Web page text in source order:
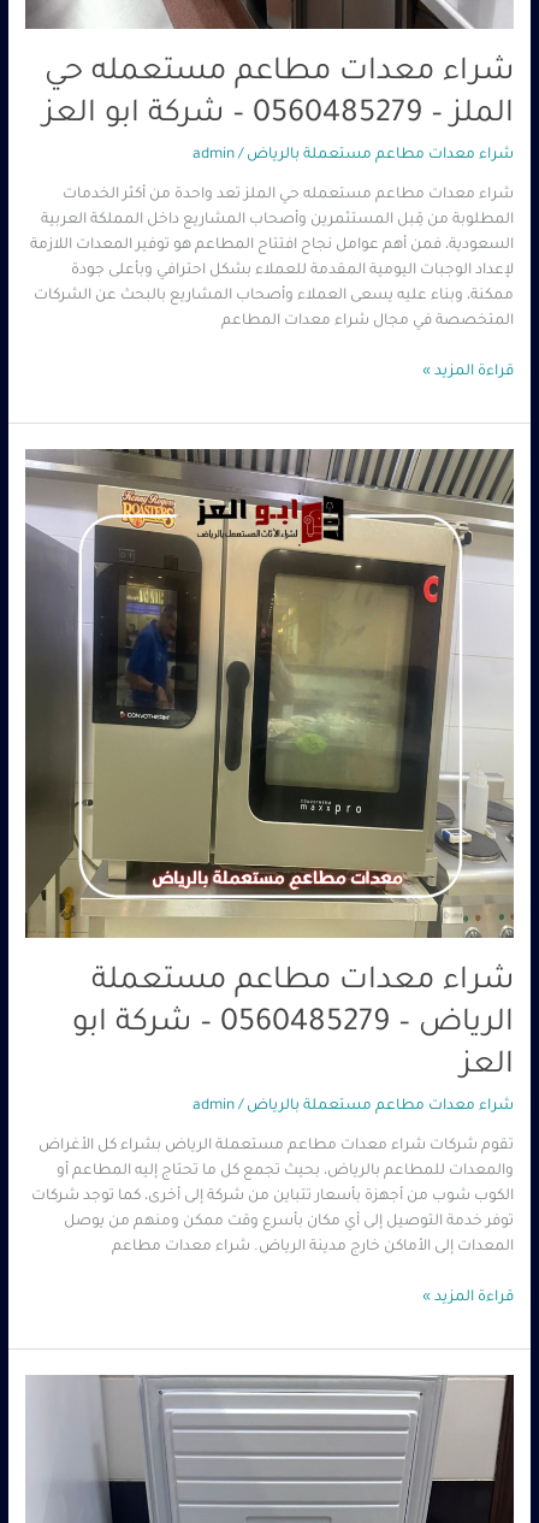
شراء معدات مطاعم مستعمله حي
الملز – 0560485279 – شركة ابو العز
شراء معدات مطاعم مستعملة بالرياض /
admin
شراء معدات مطاعم مستعمله حي الملز تعد واحدة من أكثر الخدمات
المطلوبة من قِبل المستثمرين وأصحاب المشاريع داخل المملكة العربية
السعودية، فمن أهم عوامل نجاح افتتاح المطاعم هو توفير المعدات اللازمة
لإعداد الوجبات اليومية المقدمة للعملاء بشكل احترافي وبأعلى جودة
ممكنة، وبناء عليه يسعى العملاء وأصحاب المشاريع بالبحث عن الشركات
المتخصصة في مجال شراء معدات المطاعم
قراءة المزيد »
شراء معدات مطاعم مستعملة
الرياض – 0560485279 – شركة ابو
العز
شراء معدات مطاعم مستعملة بالرياض /
admin
تقوم شركات شراء معدات مطاعم مستعملة الرياض بشراء كل الأغراض
والمعدات للمطاعم بالرياض، بحيث تجمع كل ما تحتاج إليه المطاعم أو
الكوب شوب من أجهزة بأسعار تتباين من شركة إلى أخرى، كما توجد شركات
توفر خدمة التوصيل إلى أي مكان بأسرع وقت ممكن ومنهم من يوصل
المعدات إلى الأماكن خارج مدينة الرياض. شراء معدات مطاعم
شراء
معدات
مطاعم
مستعملة
الرياض
–
0560485279
شركة
قراءة المزيد »
شراء
معدات
مطاعم
مستعملة